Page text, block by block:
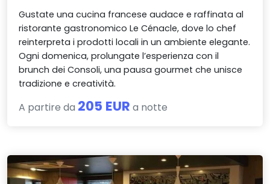
Gustate una cucina francese audace e raffinata al
ristorante gastronomico Le Cénacle, dove lo chef
reinterpreta i prodotti locali in un ambiente elegante.
Ogni domenica, prolungate l’esperienza con il
brunch dei Consoli, una pausa gourmet che unisce
tradizione e creatività.
A partire da 205 EUR a notte